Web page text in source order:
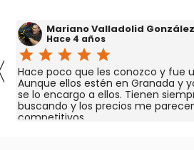
Mariano Valladolid González
Hace 4 años
star star star star star
Hace poco que les conozco y fue
Aunque ellos estén en Granada y
se lo encargo a ellos. Tienen
buscando y los precios me
competitivos.